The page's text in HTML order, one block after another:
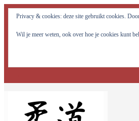
Judo Ryu Ichidai Nijmegen - Alle
Privacy & cookies: deze site gebruikt cookies.
Wil je meer weten, ook over hoe je cookies kunt